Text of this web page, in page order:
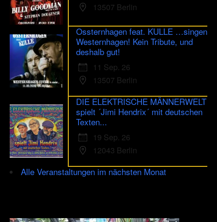
13507 Berlin
Ossternhagen feat. KULLE …singen
Westernhagen! Kein Tribute, und
deshalb gut!
11 Sep. 26
13507 Berlin
DIE ELEKTRISCHE MÄNNERWELT
spielt ´Jimi Hendrix´ mit deutschen
Texten...
19 Sep. 26
12043 Berlin
Alle Veranstaltungen im nächsten Monat